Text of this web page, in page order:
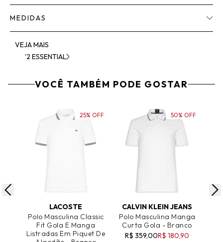
MEDIDAS
VEJA MAIS
'2 ESSENTIAL
VOCÊ TAMBÉM PODE GOSTAR
LACOSTE
Polo Masculina Classic
Fit Gola E Manga
Listradas Em Piquet De
25% OFF
ADICIONAR AO CARRINHO
CALVIN KLEIN JEANS
Polo Masculina Manga
Curta Gola - Branco
R$ 359,00R$ 180,90
50% OFF